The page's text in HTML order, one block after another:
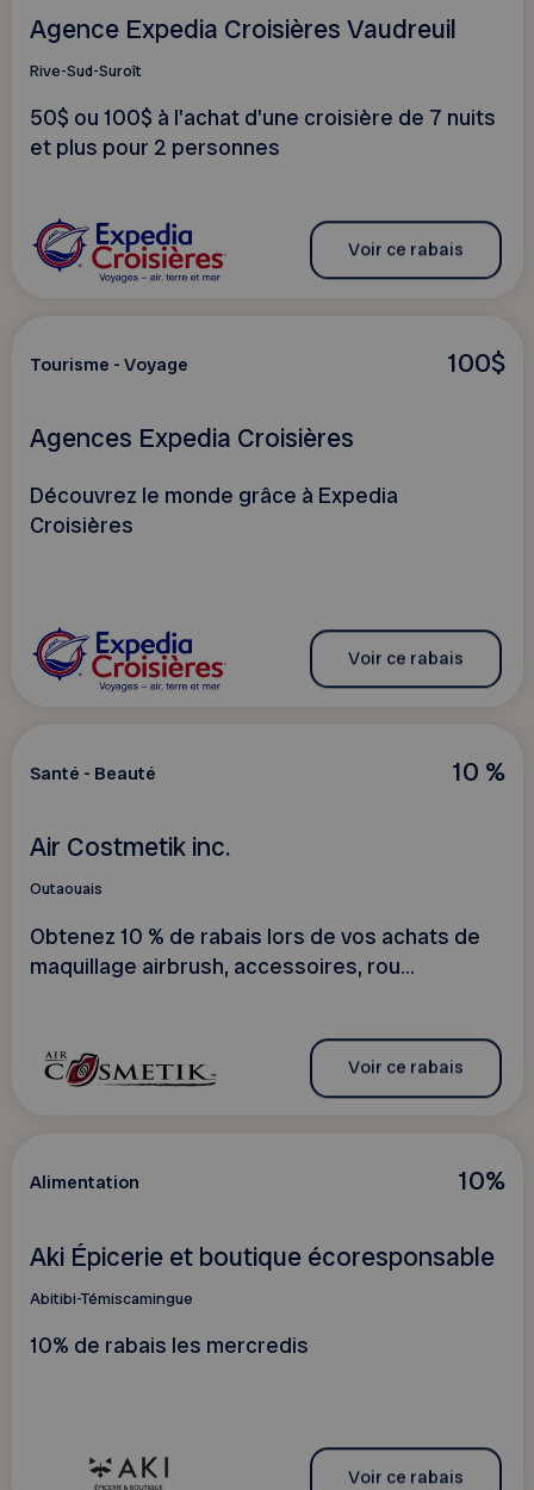
Agence Expedia Croisières Vaudreuil
Rive-Sud-Suroît
50$ ou 100$ à l'achat d'une croisière de 7 nuits
et plus pour 2 personnes
Voir ce rabais
100$
Tourisme - Voyage
Agences Expedia Croisières
Découvrez le monde grâce à Expedia
Croisières
Voir ce rabais
10 %
Santé - Beauté
Air Costmetik inc.
Outaouais
Obtenez 10 % de rabais lors de vos achats de
maquillage airbrush, accessoires, rou...
Voir ce rabais
10%
Alimentation
Aki Épicerie et boutique écoresponsable
Abitibi-Témiscamingue
10% de rabais les mercredis
Voir ce rabais